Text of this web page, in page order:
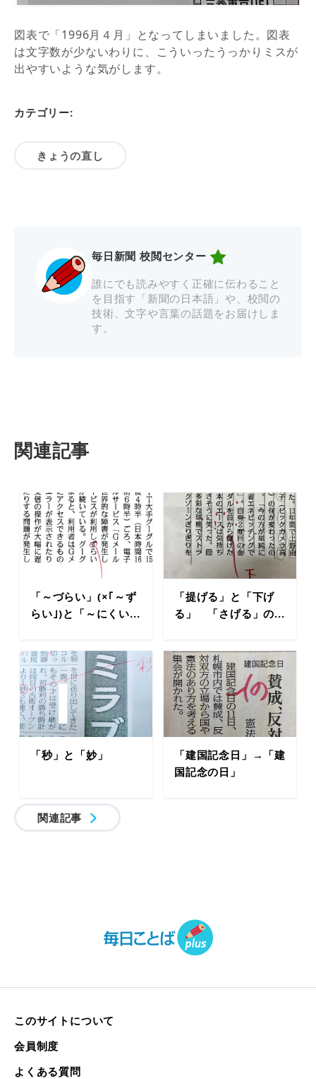
図表で「1996月４月」となってしまいました。図表
は文字数が少ないわりに、こういったうっかりミスが
出やすいような気がします。
カテゴリー:
きょうの直し
毎日新聞 校閲センター
誰にでも読みやすく正確に伝わること
を目指す「新聞の日本語」や、校閲の
技術、文字や言葉の話題をお届けしま
す。
関連記事
「～づらい」(×｢～ず
らい｣)と「～にくい...
「提げる」と「下げ
る」 「さげる」の...
「秒」と「妙」
「建国記念日」→「建
国記念の日」
関連記事
このサイトについて
会員制度
よくある質問